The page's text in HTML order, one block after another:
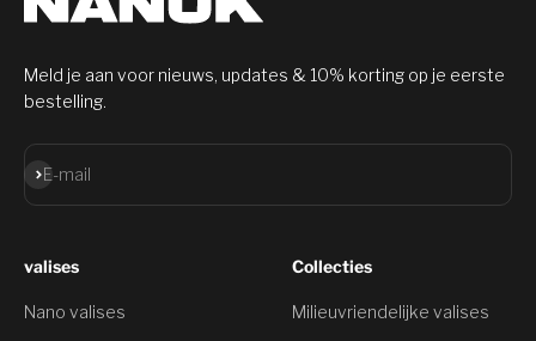
Meld je aan voor nieuws, updates & 10% korting op je eerste
bestelling.
E-mail
Aanmelden
valises
Nano valises
Collecties
Milieuvriendelijke valises